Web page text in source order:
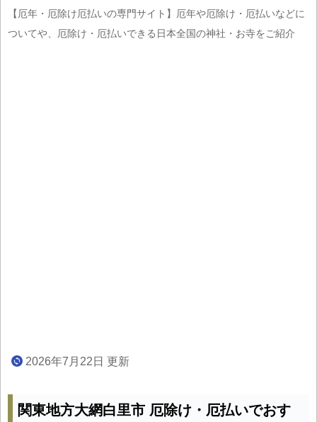
【厄年・厄除け厄払いの専門サイト】厄年や厄除け・厄払いなどに
ついてや、厄除け・厄払いできる日本全国の神社・お寺をご紹介
2026年7月22日 更新
関東地方大網白里市 厄除け・厄払いでおす